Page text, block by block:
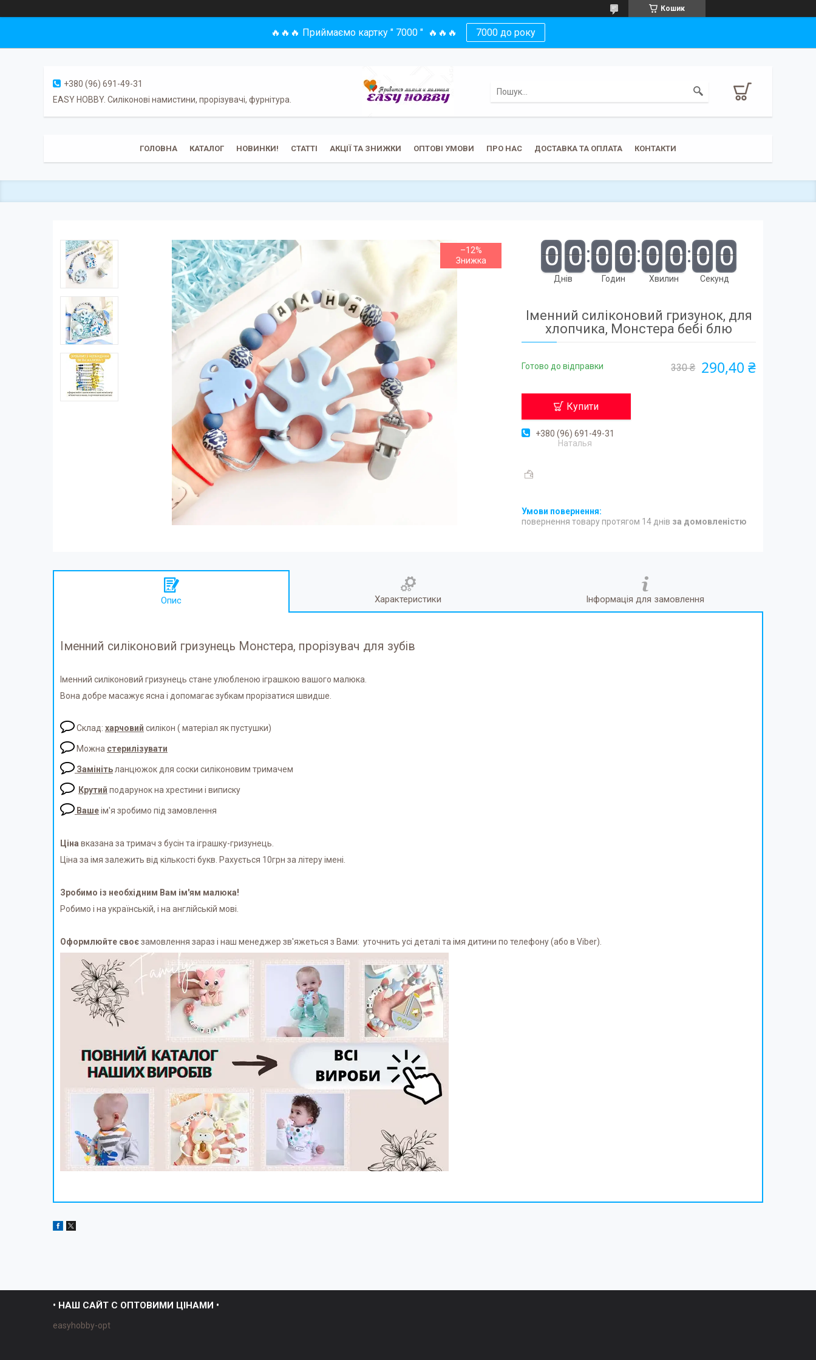
Кошик
🔥🔥🔥 Приймаємо картку " 7000 " 🔥🔥🔥 7000 до року
+380 (96) 691-49-31
EASY HOBBY. Силіконові намистини, прорізувачі, фурнітура.
ГОЛОВНА КАТАЛОГ НОВИНКИ! СТАТТІ АКЦІЇ ТА ЗНИЖКИ ОПТОВІ УМОВИ ПРО НАС ДОСТАВКА ТА ОПЛАТА КОНТАКТИ
–12% 0 0
Днів
0 0
Годин
0 0
Хвилин
0 0
Секунд
Іменний силіконовий гризунок, для
хлопчика, Монстера бебі блю
Готово до відправки 330 ₴ 290,40 ₴
Купити
+380 (96) 691-49-31
Наталья
повернення товару протягом 14 днів за домовленістю
Опис Характеристики Інформація для замовлення
Іменний силіконовий гризунець Монстера, прорізувач для зубів
Іменний силіконовий гризунець стане улюбленою іграшкою вашого малюка.
Вона добре масажує ясна і допомагає зубкам прорізатися швидше.
Склад: харчовий силікон ( матеріал як пустушки)
Можна стерилізувати
Замініть ланцюжок для соски силіконовим тримачем
Крутий подарунок на хрестини і виписку
Вашеім'я зробимо під замовлення
Ціна вказана за тримач з бусін та іграшку-гризунець.
Ціна за імя залежить від кількості букв. Рахується 10грн за літеру імені.
Зробимо із необхідним Вам ім'ям малюка!
Робимо і на українській, і на англійській мові.
Оформлюйте своєзамовлення зараз і наш менеджер зв'яжеться з Вами: уточнить усі деталі та імя дитини по телефону (або в Viber).
• НАШ САЙТ С ОПТОВИМИ ЦІНАМИ •
easyhobby-opt